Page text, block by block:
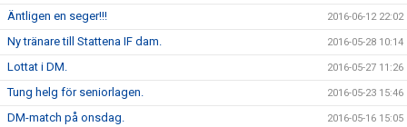
Äntligen en seger!!! 2016-06-12 22:02
Ny tränare till Stattena IF dam. 2016-05-28 10:14
Lottat i DM. 2016-05-27 11:26
Tung helg för seniorlagen. 2016-05-23 15:46
DM-match på onsdag. 2016-05-16 15:05